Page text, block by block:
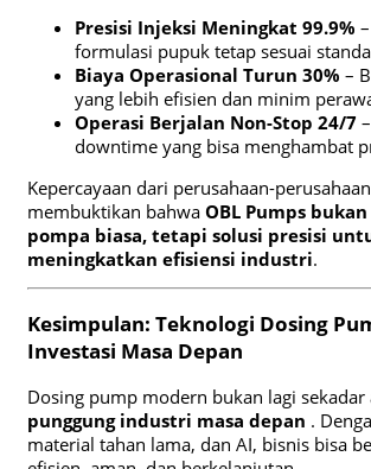
Presisi Injeksi Meningkat 99.9%
formulasi pupuk tetap sesuai
Biaya Operasional Turun 30% –
yang lebih efisien dan minim
Operasi Berjalan Non-Stop 24/7–
downtime yang bisa menghambat
Kepercayaan dari perusahaan-
membuktikan bahwa OBL Pumps
pompa biasa, tetapi solusi presisi
meningkatkan efisiensi industri.
Kesimpulan: Teknologi Dosing
Investasi Masa Depan
Dosing pump modern bukan lagi sekadar
punggung industri masa depan .
material tahan lama, dan AI, bisnis bisa